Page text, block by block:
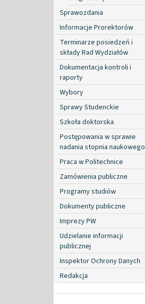
Sprawozdania
Informacje Prorektorów
Terminarze posiedzeń i
składy Rad Wydziałów
Dokumentacja kontroli i
raporty
Wybory
Sprawy Studenckie
Szkoła doktorska
Postępowania w sprawie
nadania stopnia naukowego
Praca w Politechnice
Zamówienia publiczne
Programy studiów
Dokumenty publiczne
Imprezy PW
Udzielanie informacji
publicznej
Inspektor Ochrony Danych
Redakcja